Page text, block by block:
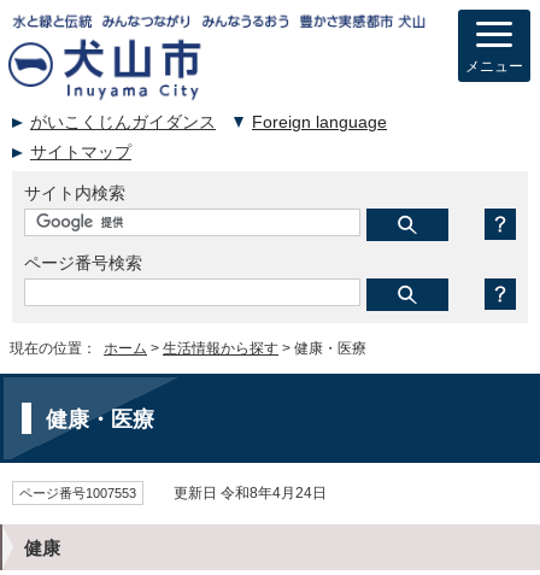
がいこくじんガイダンス
Foreign language
サイトマップ
サイト内検索
ページ番号検索
メニュー
現在の位置： ホーム > 生活情報から探す > 健康・医療
健康・医療
ページ番号1007553 更新日 令和8年4月24日
健康